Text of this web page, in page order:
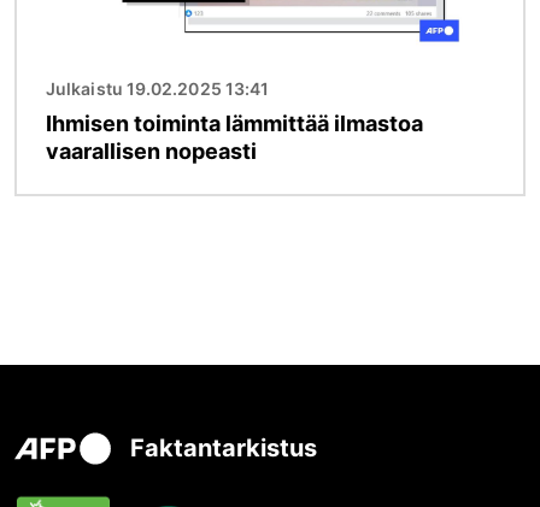
Julkaistu 19.02.2025 13:41
Ihmisen toiminta lämmittää ilmastoa
vaarallisen nopeasti
Faktantarkistus